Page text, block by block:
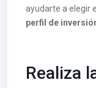
ayudarte a elegir el
perfil de
Realiza